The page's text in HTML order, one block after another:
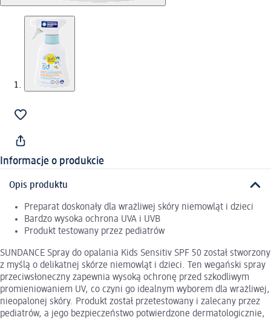
Informacje o produkcie
Opis produktu
Preparat doskonały dla wrażliwej skóry niemowląt i dzieci
Bardzo wysoka ochrona UVA i UVB
Produkt testowany przez pediatrów
SUNDANCE Spray do opalania Kids Sensitiv SPF 50 został stworzony
z myślą o delikatnej skórze niemowląt i dzieci. Ten wegański spray
przeciwsłoneczny zapewnia wysoką ochronę przed szkodliwym
promieniowaniem UV, co czyni go idealnym wyborem dla wrażliwej,
nieopalonej skóry. Produkt został przetestowany i zalecany przez
pediatrów, a jego bezpieczeństwo potwierdzone dermatologicznie,